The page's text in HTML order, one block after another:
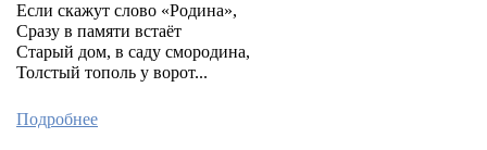
Если скажут слово «Родина»,
Сразу в памяти встаёт
Старый дом, в саду смородина,
Толстый тополь у ворот...
Подробнее